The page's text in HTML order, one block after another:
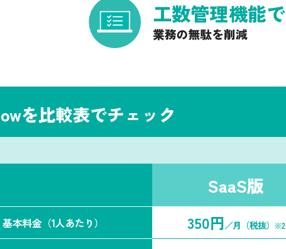
工数管理機能で
業務の無駄を削減
を比較表でチェック
SaaS版
基本料金（1人あたり） 350円／月 （税抜） ※2